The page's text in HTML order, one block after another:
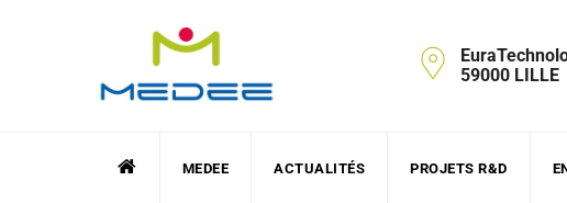
59000 LILLE
MEDEE ACTUALITÉS PROJETS R&D